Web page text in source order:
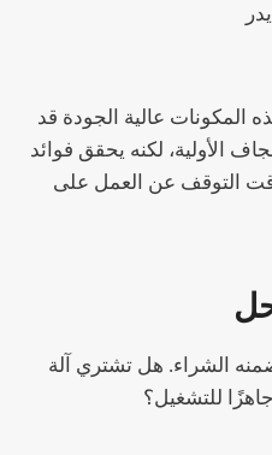
المكونات عالية الجودة قد
الأولية، لكنه يحقق فوائد
وقت التوقف عن العمل على
الشراء. هل تشتري آلة
للتشغيل؟